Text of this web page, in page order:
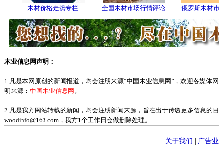
木材价格走势专栏 全国木材市场行情评论 俄罗斯木材
木业信息网声明：
1.凡是本网原创的新闻报道，均会注明来源“中国木业信息网”，欢迎各媒体
明来源： 中国木业信息网 。
2.凡是我方网站转载的新闻，均会注明新闻来源，旨在出于传递更多信息的
woodinfo@163.com，我方1个工作日会做删除处理。
关于我们 广告